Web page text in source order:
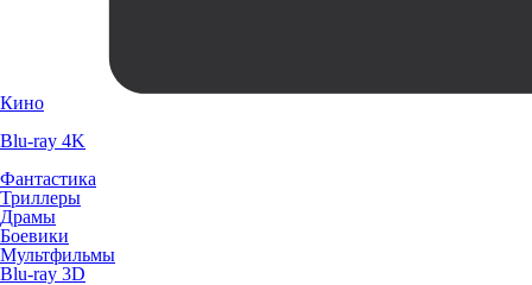
Кино
Blu-ray 4K
Фантастика
Триллеры
Драмы
Боевики
Мультфильмы
Blu-ray 3D